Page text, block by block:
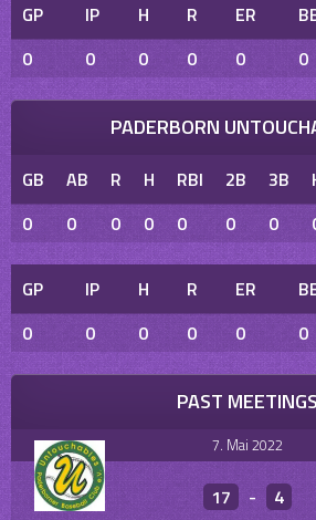
GP IP H R ER
0
0 0 0 0 0
PADERBORN
GB AB R H RBI 2B 3B
0
0 0 0 0 0 0
GP IP H R ER
0
0 0 0 0 0
PAST MEETINGS
7. Mai 2022
17 -
4